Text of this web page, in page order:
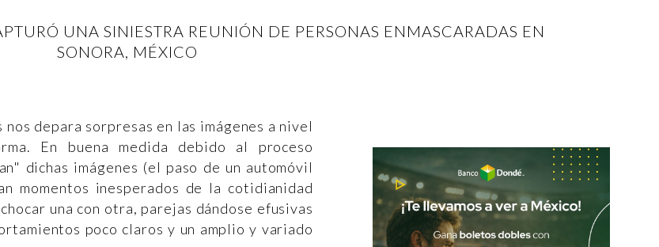
UNA SINIESTRA REUNIÓN DE PERSONAS ENMASCARADAS EN
SONORA, MÉXICO
depara sorpresas en las imágenes a nivel
En buena medida debido al proceso
dichas imágenes (el paso de un automóvil
momentos inesperados de la cotidianidad
una con otra, parejas dándose efusivas
poco claros y un amplio y variado